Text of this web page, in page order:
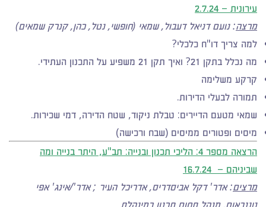
עירונית – 2.7.24
מרצה: נועם דניאל דעבול, שמאי (חופשי, נטל, כהן, קנרק שמאים)
למה צריך דו"ח כלכלי?
מה נכלל בתקן 21? ואיך תקן 21 משפיע על התכנון העתידי.
קרקע משלימה
תמורה לבעלי הדירות.
שמאי מטעם הדיירים: טבלת ניקוד, שטח הדירה, דמי שכירות.
מיסים ופטורים ממיסים (שבח ורכישה)
הרצאה מספר 4:
הליכי תכנון ובנייה: תב"ע, היתר בנייה ומה
שביניהם – 16.7.24
מרצים: אדר' דקל אביסדריס, אדריכל העיר ; אדר'/אינג' אפי
טננבאום, מנהל תחום תכנון במינהלת